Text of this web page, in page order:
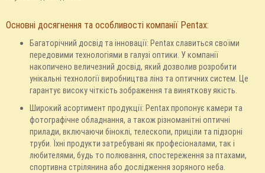
Основні досягнення та особливості компанії Pentax:
Багаторічний досвід та інновації: Pentax славиться своїми
передовими технологіями в галузі оптики. У компанії
накопичено величезний досвід, який дозволив розробити
унікальні технології виробництва лінз та оптичних систем. Це
гарантує високу чіткість зображення та виняткову якість.
Широкий асортимент продукції: Pentax пропонує камери та
фотографічне обладнання, а також різноманітні оптичні
прилади, включаючи біноклі, телескопи, приціли та підзорні
труби. Їхні продукти затребувані як професіоналами, так і
любителями, будь то полювання, спостереження за птахами,
спортивна стрілянина або дослідження зоряного неба.